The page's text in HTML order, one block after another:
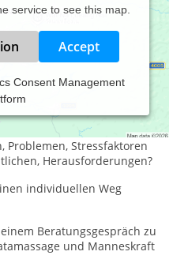
service to see this map.
Accept
Consent Management
Mann der Neuen Zeit!
Leben zu verändern um
Problemen, Stressfaktoren
Herausforderungen?
individuellen Weg
Beratungsgespräch zu
und Manneskraft